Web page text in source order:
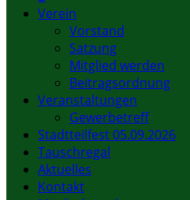
Verein
Vorstand
Satzung
Mitglied werden
Beitragsordnung
Veranstaltungen
Gewerbetreff
Stadtteilfest 05.09.2026
Tauschregal
Aktuelles
Kontakt